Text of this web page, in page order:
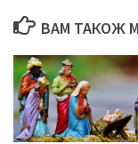
ВАМ ТАКОЖ